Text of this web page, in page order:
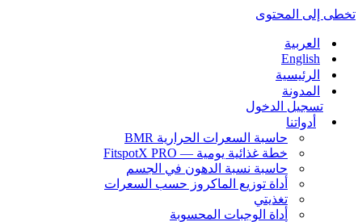
تخطى إلى المحتوى
العربية
English
الرئيسية
المدونة
تسجيل الدخول
أدواتنا
حاسبة السعرات الحرارية BMR
خطة غذائية يومية — FitspotX PRO
حاسبة نسبة الدهون في الجسم
أداة توزيع الماكروز حسب السعرات
تغذيتي
أداة الوجبات المحسوبة